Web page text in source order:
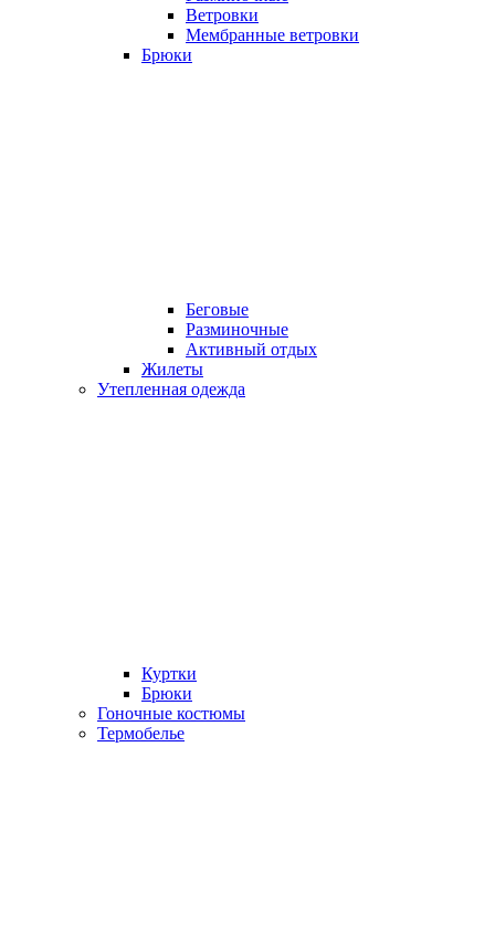
Ветровки
Мембранные ветровки
Брюки
Беговые
Разминочные
Активный отдых
Жилеты
Утепленная одежда
Куртки
Брюки
Гоночные костюмы
Термобелье